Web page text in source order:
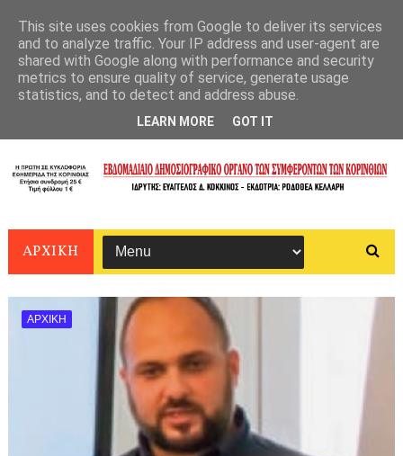
ΑΡΧΙΚΗ
ΑΡΧΙΚΗ
This site uses cookies from Google to deliver its services
and to analyze traffic. Your IP address and user-agent are
shared with Google along with performance and security
metrics to ensure quality of service, generate usage
statistics, and to detect and address abuse.
LEARN MORE GOT IT